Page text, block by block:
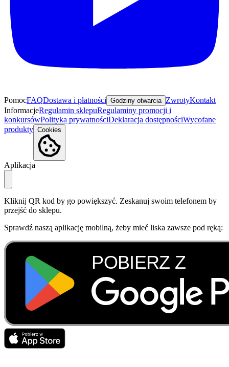
PomocFAQDostawa i płatności Godziny otwarcia ZwrotyKontakt
InformacjeRegulamin sklepuRegulaminy promocji i
konkursówPolityka prywatnościDeklaracja dostępnościWycofane
produkty Cookies
Aplikacja
Kliknij QR kod by go powiększyć. Zeskanuj swoim telefonem by
przejść do sklepu.
Sprawdź naszą aplikację mobilną, żeby mieć liska zawsze pod ręką: